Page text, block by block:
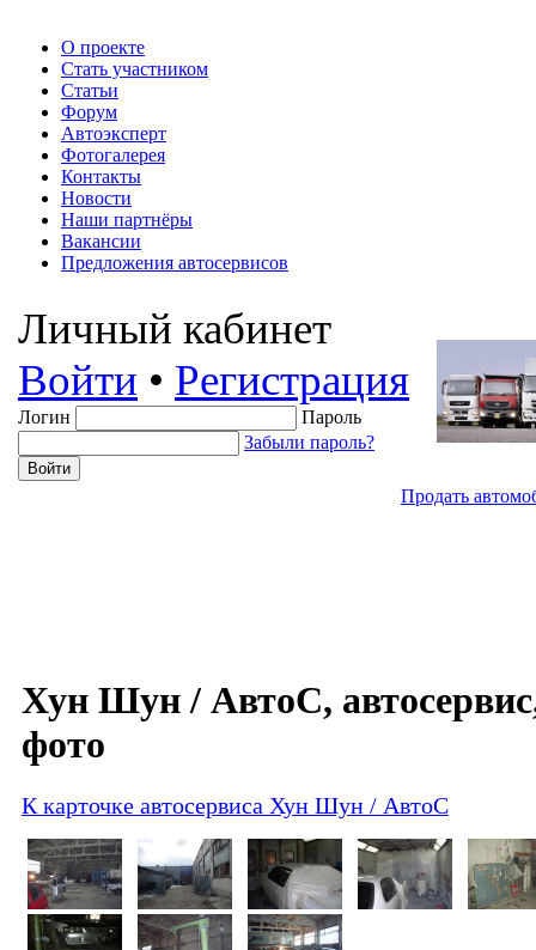
О проекте
Стать участником
Статьи
Форум
Автоэксперт
Фотогалерея
Контакты
Новости
Наши партнёры
Вакансии
Предложения автосервисов
Личный кабинет
Войти • Регистрация
Логин
Пароль
Забыли пароль?
Продать
Хун Шун / АвтоС,
фото
К карточке автосервиса Хун Шун / АвтоС